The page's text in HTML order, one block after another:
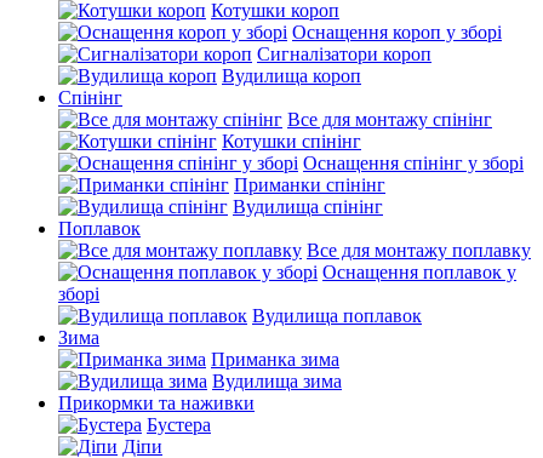
Котушки короп
Оснащення короп у зборі
Сигналізатори короп
Вудилища короп
Спінінг
Все для монтажу спінінг
Котушки спінінг
Оснащення спінінг у зборі
Приманки спінінг
Вудилища спінінг
Поплавок
Все для монтажу поплавку
Оснащення поплавок у
зборі
Вудилища поплавок
Зима
Приманка зима
Вудилища зима
Прикормки та наживки
Бустера
Діпи